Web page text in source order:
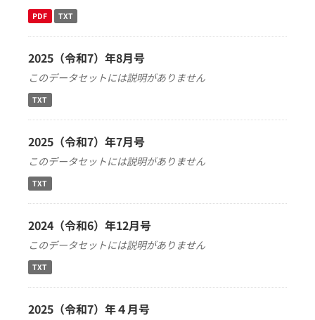
PDF TXT
2025（令和7）年8月号
このデータセットには説明がありません
TXT
2025（令和7）年7月号
このデータセットには説明がありません
TXT
2024（令和6）年12月号
このデータセットには説明がありません
TXT
2025（令和7）年４月号